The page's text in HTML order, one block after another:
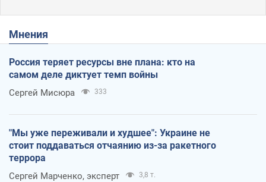
Мнения
Россия теряет ресурсы вне плана: кто на
самом деле диктует темп войны
Сергей Мисюра 333
"Мы уже переживали и худшее": Украине не
стоит поддаваться отчаянию из-за ракетного
террора
Сергей Марченко, эксперт 3,8 т.